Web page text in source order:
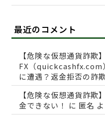
最近のコメント
【危険な仮想通貨詐欺
FX（quickcashfx.com
に遭遇？返金拒否の詐
【危険な仮想通貨詐欺
金できない！
に 匿名